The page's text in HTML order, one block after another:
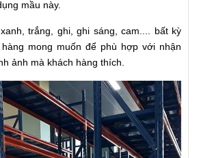
mầu này.
trắng, ghi, ghi sáng, cam.... bất kỳ
mong muốn để phù hợp với nhận
ảnh mà khách hàng thích.